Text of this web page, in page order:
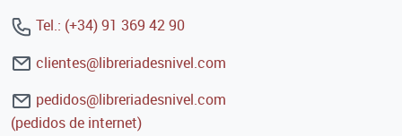
Tel.: (+34) 91 369 42 90
clientes@libreriadesnivel.com
pedidos@libreriadesnivel.com
(pedidos de internet)